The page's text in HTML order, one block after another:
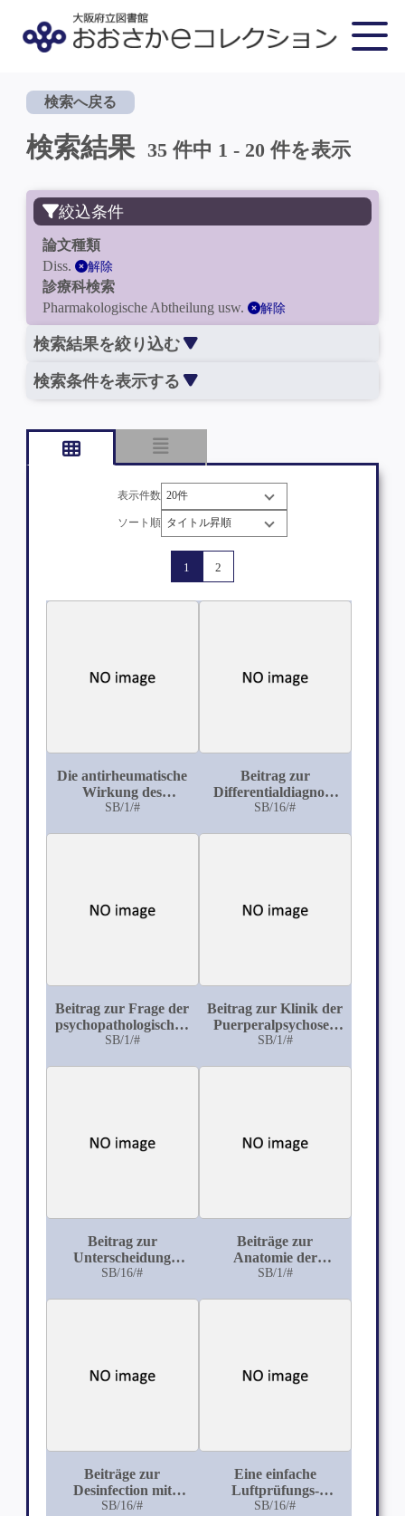
検索へ戻る
検索結果 35 件中 1 - 20 件を表示
絞込条件
論文種類
Diss.
解除
診療科検索
Pharmakologische Abtheilung usw.
解除
検索結果を絞り込む
検索条件を表示する
表示件数
ソート順
1 2
Die antirheumatische
Wirkung des
Antipyrins
SB/1/#
Beitrag zur
Differentialdiagnose
der Herkunft von
histologischen
Verhältnisse
SB/16/#
Beitrag zur Frage der
psychopathologischen
Heredität
SB/1/#
Beitrag zur Klinik der
Puerperalpsychosen
(Generationspsychosen)
SB/1/#
Beitrag zur
Unterscheidung
zwischen
SB/16/#
Beiträge zur
Anatomie der
Simarubaceenrinden
SB/1/#
Beiträge zur
Desinfection mit
Wasserdampf
SB/16/#
Eine einfache
Luftprüfungs-
Methode auf
SB/16/#